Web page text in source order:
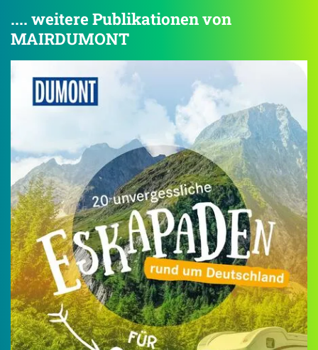
.... weitere Publikationen von
MAIRDUMONT